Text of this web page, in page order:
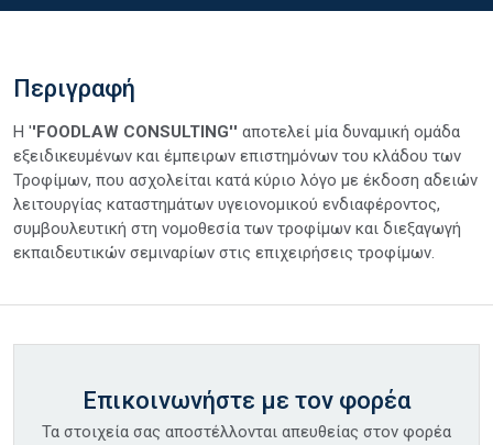
Περιγραφή
Η ''FOODLAW CONSULTING'' αποτελεί μία δυναμική ομάδα
εξειδικευμένων και έμπειρων επιστημόνων του κλάδου των
Τροφίμων, που ασχολείται κατά κύριο λόγο με έκδοση αδειών
λειτουργίας καταστημάτων υγειονομικού ενδιαφέροντος,
συμβουλευτική στη νομοθεσία των τροφίμων και διεξαγωγή
εκπαιδευτικών σεμιναρίων στις επιχειρήσεις τροφίμων.
Επικοινωνήστε με τον φορέα
Τα στοιχεία σας αποστέλλονται απευθείας στον φορέα